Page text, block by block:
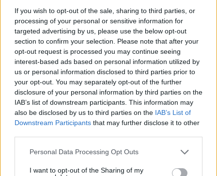
If you wish to opt-out of the sale, sharing to third parties, or
processing of your personal or sensitive information for
targeted advertising by us, please use the below opt-out
section to confirm your selection. Please note that after your
opt-out request is processed you may continue seeing
interest-based ads based on personal information utilized by
us or personal information disclosed to third parties prior to
your opt-out. You may separately opt-out of the further
disclosure of your personal information by third parties on the
IAB’s list of downstream participants. This information may
also be disclosed by us to third parties on the IAB’s List of
Downstream Participants that may further disclose it to other
Please note that this website/app uses one or more Google
not limited to your visit or usage behaviour. You may click to
Personal Data Processing Opt Outs
I want to opt-out of the Sharing of my
Ο καθηγητής Σεισμολογίας του Αριστοτελείου
Πανεπιστημίου Θεσσαλονίκης,Κώστας
Παπαζάχος, έκανε λόγο για «απανωτούς
σεισμούς», επισημαίνοντας ότι η βόρεια Εύβοια
αποτελεί περιοχή με πολλά ενεργά ρήγματα.
Όπως ανέφερε, οι συγκεκριμένες σεισμικές
δονήσεις δεν προκαλούν ανησυχία, καθώς
εντάσσονται στο γνωστό πλαίσιο της περιοχής.